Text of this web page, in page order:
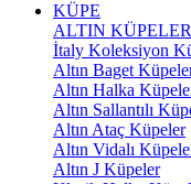
KÜPE
ALTIN KÜPELER
İtaly Koleksiyon
Altın Baget
Altın Halka
Altın Sallantılı
Altın Ataç Küpeler
Altın Vidalı
Altın J Küpeler